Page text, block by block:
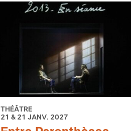
THÉÂTRE
21 & 21 JANV. 2027